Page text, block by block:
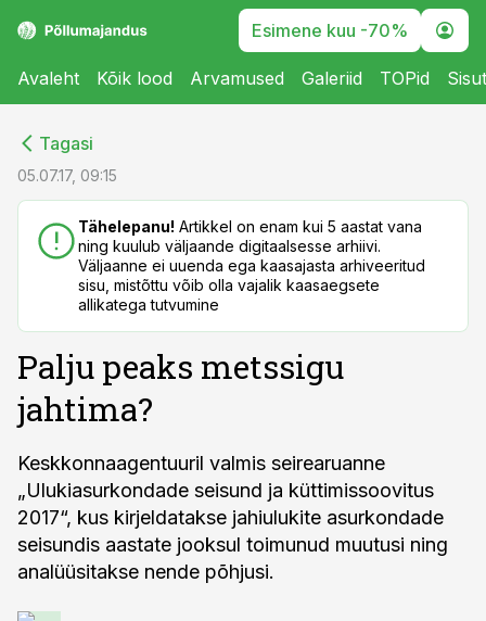
Esimene kuu -70%
Avaleht Kõik lood Arvamused Galeriid TOPid
Tagasi
05.07.17, 09:15
Tähelepanu! Artikkel on enam kui 5 aastat vana
ning kuulub väljaande digitaalsesse arhiivi.
Väljaanne ei uuenda ega kaasajasta arhiveeritud
sisu, mistõttu võib olla vajalik kaasaegsete
allikatega tutvumine
Palju peaks metssigu
jahtima?
Keskkonnaagentuuril valmis seirearuanne
„Ulukiasurkondade seisund ja küttimissoovitus
2017“, kus kirjeldatakse jahiulukite asurkondade
seisundis aastate jooksul toimunud muutusi ning
analüüsitakse nende põhjusi.